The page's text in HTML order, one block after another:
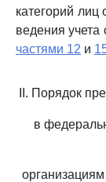
категорий лиц
ведения
частями 12 и
II. Порядок
в